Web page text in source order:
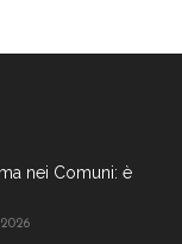
nei Comuni: è